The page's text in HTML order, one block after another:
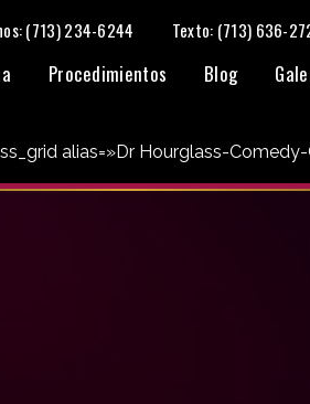
(713) 234-6244 Texto: (713) 636-
Procedimientos Blog
alias=»Dr Hourglass-